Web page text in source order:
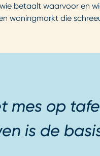
betaalt waarvoor en
woningmarkt die
mes op
is de